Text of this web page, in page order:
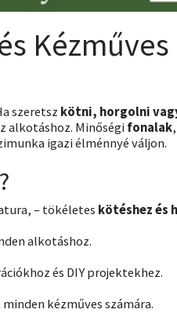
szeretsz kötni, horgolni
alkotáshoz. Minőségifonalak,
igazi élménnyé váljon.
– tökéletes kötéshez és
alkotáshoz.
és DIY projektekhez.
kézműves számára.